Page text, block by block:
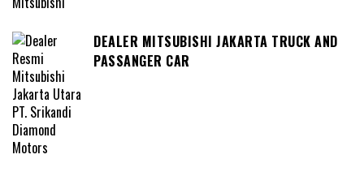
DEALER MITSUBISHI JAKARTA TRUCK AND
PASSANGER CAR